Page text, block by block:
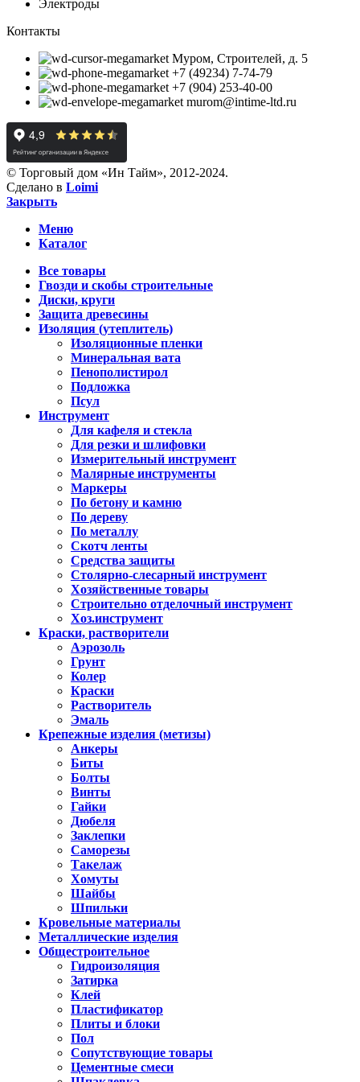
Электроды
Контакты
Муром, Строителей, д. 5
+7 (49234) 7-74-79
+7 (904) 253-40-00
murom@intime-ltd.ru
© Торговый дом «Ин Тайм», 2012-2024.
Сделано в Loimi
Закрыть
Меню
Каталог
Все товары
Гвозди и скобы строительные
Диски, круги
Защита древесины
Изоляция (утеплитель)
Изоляционные пленки
Минеральная вата
Пенополистирол
Подложка
Псул
Инструмент
Для кафеля и стекла
Для резки и шлифовки
Измерительный инструмент
Малярные инструменты
Маркеры
По бетону и камню
По дереву
По металлу
Скотч ленты
Средства защиты
Столярно-слесарный инструмент
Хозяйственные товары
Строительно отделочный инструмент
Хоз.инструмент
Краски, растворители
Аэрозоль
Грунт
Колер
Краски
Растворитель
Эмаль
Крепежные изделия (метизы)
Анкеры
Биты
Болты
Винты
Гайки
Дюбеля
Заклепки
Саморезы
Такелаж
Хомуты
Шайбы
Шпильки
Кровельные материалы
Металлические изделия
Общестроительное
Гидроизоляция
Затирка
Клей
Пластификатор
Плиты и блоки
Пол
Сопутствующие товары
Цементные смеси